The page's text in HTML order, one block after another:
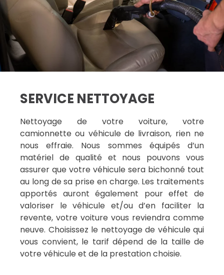
SERVICE NETTOYAGE
Nettoyage de votre voiture, votre
camionnette ou véhicule de livraison, rien ne
nous effraie. Nous sommes équipés d’un
matériel de qualité et nous pouvons vous
assurer que votre véhicule sera bichonné tout
au long de sa prise en charge. Les traitements
apportés auront également pour effet de
valoriser le véhicule et/ou d’en faciliter la
revente, votre voiture vous reviendra comme
neuve. Choisissez le nettoyage de véhicule qui
vous convient, le tarif dépend de la taille de
votre véhicule et de la prestation choisie.